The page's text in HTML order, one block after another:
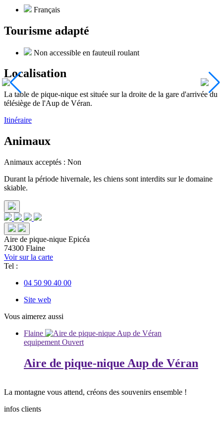
Français
Tourisme adapté
Non accessible en fauteuil roulant
Localisation
La table de pique-nique est située sur la droite de la gare d'arrivée du
télésiège de l'Aup de Véran.
Itinéraire
Animaux
Animaux acceptés : Non
Durant la période hivernale, les chiens sont interdits sur le domaine
skiable.
Aire de pique-nique Epicéa
74300 Flaine
Voir sur la carte
Tel :
04 50 90 40 00
Site web
Vous aimerez aussi
Flaine
equipement Ouvert
Aire de pique-nique Aup de Véran
La montagne vous attend, créons des souvenirs ensemble !
infos clients